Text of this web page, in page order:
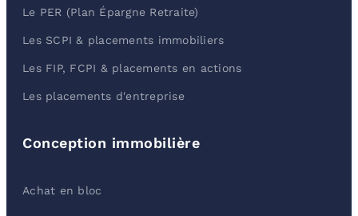
Le PER (Plan Épargne Retraite)
Les SCPI & placements immobiliers
Les FIP, FCPI & placements en actions
Les placements d'entreprise
Conception immobilière
Achat en bloc